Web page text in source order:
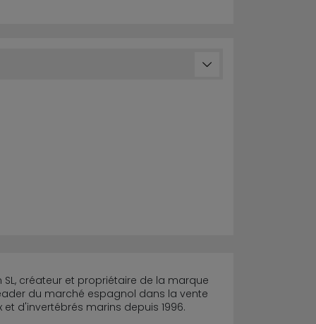
SL, créateur et propriétaire de la marque
du marché espagnol dans la vente
d'invertébrés marins depuis 1996.